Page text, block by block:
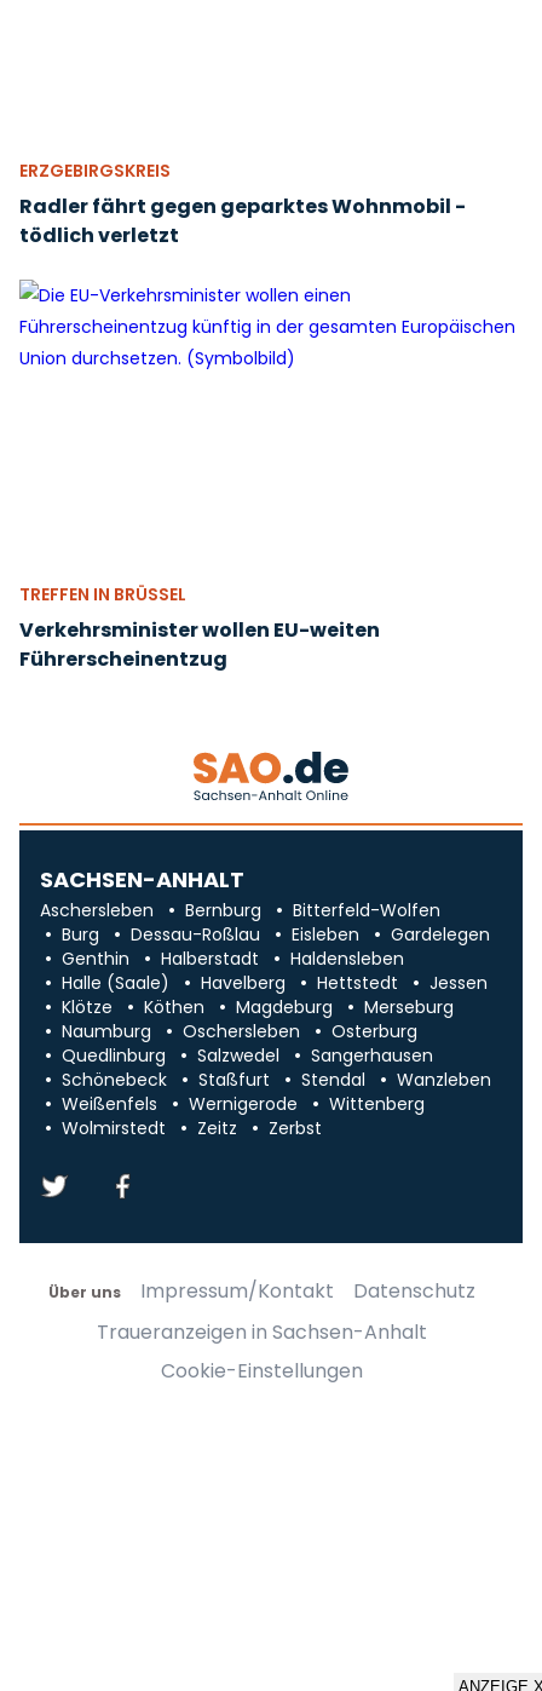
ERZGEBIRGSKREIS
Radler fährt gegen geparktes Wohnmobil -
tödlich verletzt
TREFFEN IN BRÜSSEL
Verkehrsminister wollen EU-weiten
Führerscheinentzug
SACHSEN-ANHALT
Aschersleben Bernburg
Bitterfeld-Wolfen
Burg
Dessau-Roßlau Eisleben
Gardelegen
Genthin
Halberstadt
Haldensleben
Halle (Saale)
Havelberg Hettstedt
Jessen
Klötze
Köthen Magdeburg
Merseburg
Naumburg
Oschersleben
Osterburg
Quedlinburg
Salzwedel
Sangerhausen
Schönebeck
Staßfurt Stendal
Wanzleben
Weißenfels
Wernigerode
Wittenberg
Wolmirstedt
Zeitz Zerbst
Über uns Impressum/Kontakt
Datenschutz
Traueranzeigen in Sachsen-Anhalt
Cookie-Einstellungen
ANZEIGE